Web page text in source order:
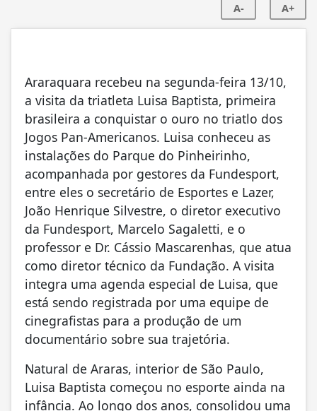
A- A+
Araraquara recebeu na segunda-feira 13/10,
a visita da triatleta Luisa Baptista, primeira
brasileira a conquistar o ouro no triatlo dos
Jogos Pan-Americanos. Luisa conheceu as
instalações do Parque do Pinheirinho,
acompanhada por gestores da Fundesport,
entre eles o secretário de Esportes e Lazer,
João Henrique Silvestre, o diretor executivo
da Fundesport, Marcelo Sagaletti, e o
professor e Dr. Cássio Mascarenhas, que atua
como diretor técnico da Fundação. A visita
integra uma agenda especial de Luisa, que
está sendo registrada por uma equipe de
cinegrafistas para a produção de um
documentário sobre sua trajetória.
Natural de Araras, interior de São Paulo,
Luisa Baptista começou no esporte ainda na
infância. Ao longo dos anos, consolidou uma